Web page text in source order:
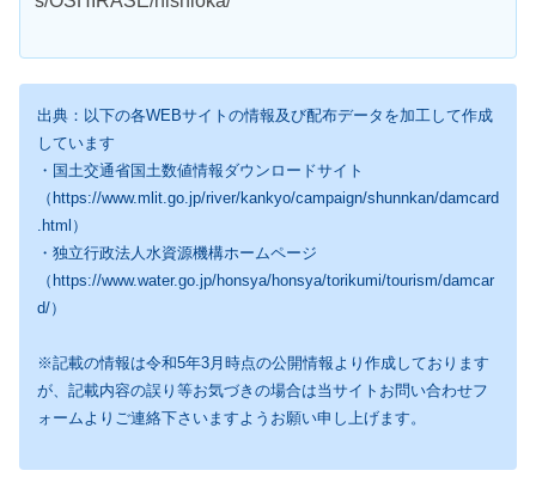
出典：以下の各WEBサイトの情報及び配布データを加工して作成
しています
・国土交通省国土数値情報ダウンロードサイト
（https://www.mlit.go.jp/river/kankyo/campaign/shunnkan/damcard
.html）
・独立行政法人水資源機構ホームページ
（https://www.water.go.jp/honsya/honsya/torikumi/tourism/damcar
d/）
※記載の情報は令和5年3月時点の公開情報より作成しております
が、記載内容の誤り等お気づきの場合は当サイトお問い合わせフ
ォームよりご連絡下さいますようお願い申し上げます。